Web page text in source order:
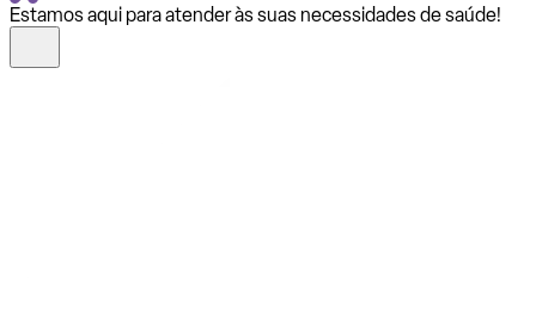
Estamos aqui para atender às suas necessidades de saúde!